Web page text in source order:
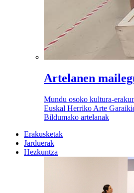
Artelanen
Mundu osoko kultura-
Euskal Herriko Arte
Bildumako artelanak
Erakusketak
Jarduerak
Hezkuntza